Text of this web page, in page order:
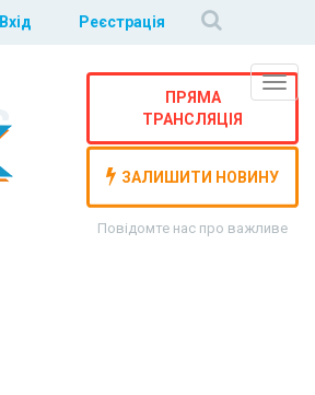
Вхід Реєстрація
ПРЯМА
ТРАНСЛЯЦІЯ
ЗАЛИШИТИ НОВИНУ
Повідомте нас про важливе